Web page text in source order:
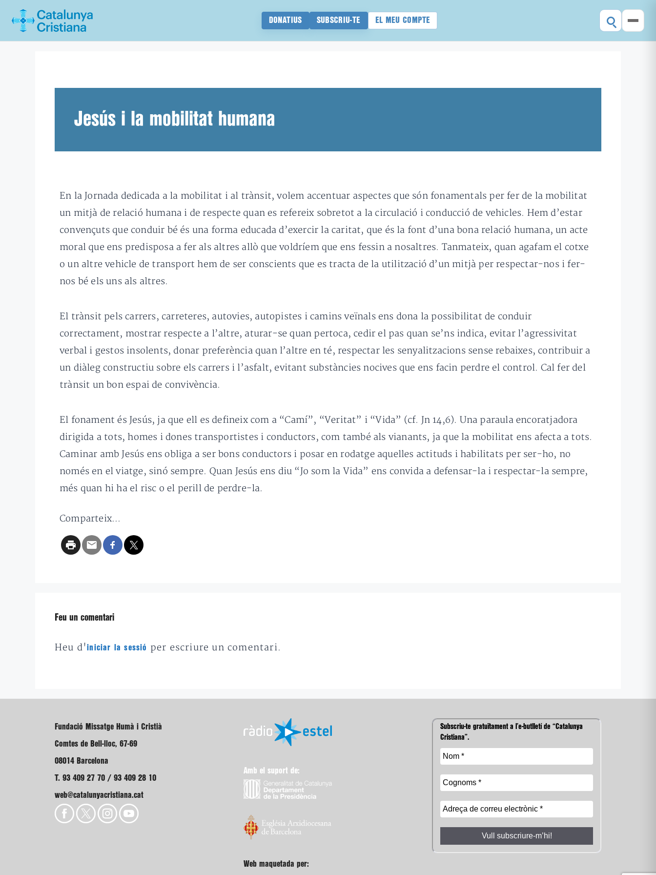
DONATIUS SUBSCRIU-TE EL MEU COMPTE
Jesús i la mobilitat humana
En la Jornada dedicada a la mobilitat i al trànsit, volem accentuar aspectes que són fonamentals per fer de la mobilitat
un mitjà de relació humana i de respecte quan es refereix sobretot a la circulació i conducció de vehicles. Hem d’estar
convençuts que conduir bé és una forma educada d’exercir la caritat, que és la font d’una bona relació humana, un acte
moral que ens predisposa a fer als altres allò que voldríem que ens fessin a nosaltres. Tanmateix, quan agafam el cotxe
o un altre vehicle de transport hem de ser conscients que es tracta de la utilització d’un mitjà per respectar-nos i fer-
nos bé els uns als altres.
El trànsit pels carrers, carreteres, autovies, autopistes i camins veïnals ens dona la possibilitat de conduir
correctament, mostrar respecte a l’altre, aturar-se quan pertoca, cedir el pas quan se’ns indica, evitar l’agressivitat
verbal i gestos insolents, donar preferència quan l’altre en té, respectar les senyalitzacions sense rebaixes, contribuir a
un diàleg constructiu sobre els carrers i l’asfalt, evitant substàncies nocives que ens facin perdre el control. Cal fer del
trànsit un bon espai de convivència.
El fonament és Jesús, ja que ell es defineix com a “Camí”, “Veritat” i “Vida” (cf. Jn 14,6). Una paraula encoratjadora
dirigida a tots, homes i dones transportistes i conductors, com també als vianants, ja que la mobilitat ens afecta a tots.
Caminar amb Jesús ens obliga a ser bons conductors i posar en rodatge aquelles actituds i habilitats per ser-ho, no
només en el viatge, sinó sempre. Quan Jesús ens diu “Jo som la Vida” ens convida a defensar-la i respectar-la sempre,
més quan hi ha el risc o el perill de perdre-la.
Comparteix...
Feu un comentari
Heu d'iniciar la sessió per escriure un comentari.
Fundació Missatge Humà i Cristià
Comtes de Bell-lloc, 67-69
08014 Barcelona
T. 93 409 27 70 / 93 409 28 10
web@catalunyacristiana.cat
Amb el suport de:
Web maquetada per:
Subscriu-te gratuïtament a l’e-butlletí de “Catalunya
Cristiana”.